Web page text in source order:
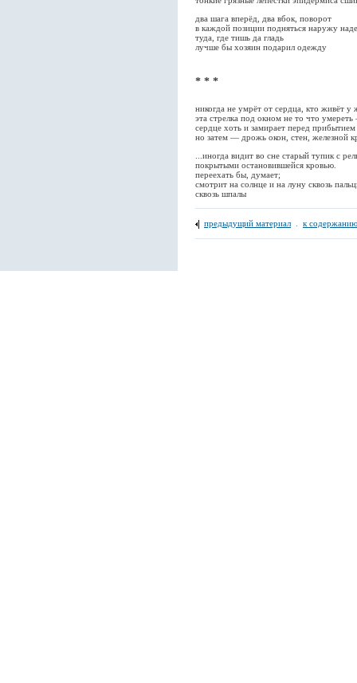
два шага вперёд, два вбок, поворот
в каждой позиции подняться наружу
туда, где тишь да гладь
лучше бы хозяин подарил одежду
* * *
никогда не умрёт от сердца, кто живёт у
эта стрелка под окном не то что
сердце хоть и замирает перед прибытием
но затем — дрожь окон, стен, железной
...иногда видит во сне старый тупик с
покрытыми остановившейся кровью.
переехать бы, думает;
смотрит на солнце и на луну сквозь
сквозь шпалы
предыдущий материал к